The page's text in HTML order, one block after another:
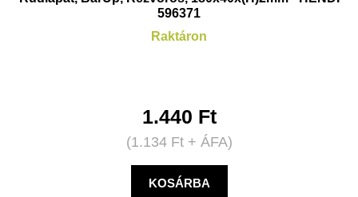
596371
Raktáron
1.440 Ft
(1.134 Ft+ ÁFA)
KOSÁRBA